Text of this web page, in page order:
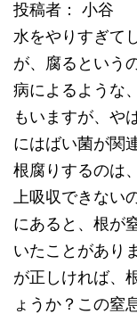
投稿者： 小谷
水をやりすぎて
が、腐るという
病によるような
もいますが、や
にはばい菌が関
根腐りするのは
上吸収できない
にあると、根が
いたことがあり
が正しければ、
ょうか？この窒